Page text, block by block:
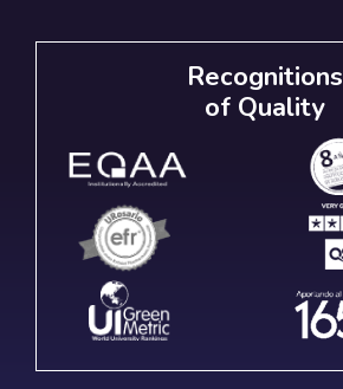
Recognitions
of Quality